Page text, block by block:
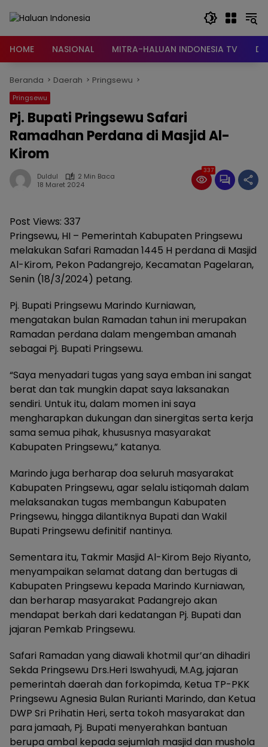
HOME
NASIONAL MITRA-HALUAN INDONESIA TV
Beranda Daerah Pringsewu
Pringsewu
Pj. Bupati Pringsewu Safari
Ramadhan Perdana di Masjid Al-
Kirom
Duldul
2 Min Baca
18 Maret 2024
337
Post Views: 337
Pringsewu, HI – Pemerintah Kabupaten Pringsewu
melakukan Safari Ramadan 1445 H perdana di Masjid
Al-Kirom, Pekon Padangrejo, Kecamatan Pagelaran,
Senin (18/3/2024) petang.
Pj. Bupati Pringsewu Marindo Kurniawan,
mengatakan bulan Ramadan tahun ini merupakan
Ramadan perdana dalam mengemban amanah
sebagai Pj. Bupati Pringsewu.
“Saya menyadari tugas yang saya emban ini sangat
berat dan tak mungkin dapat saya laksanakan
sendiri. Untuk itu, dalam momen ini saya
mengharapkan dukungan dan sinergitas serta kerja
sama semua pihak, khususnya masyarakat
Kabupaten Pringsewu,” katanya.
Marindo juga berharap doa seluruh masyarakat
Kabupaten Pringsewu, agar selalu istiqomah dalam
melaksanakan tugas membangun Kabupaten
Pringsewu, hingga dilantiknya Bupati dan Wakil
Bupati Pringsewu definitif nantinya.
Sementara itu, Takmir Masjid Al-Kirom Bejo Riyanto,
menyampaikan selamat datang dan bertugas di
Kabupaten Pringsewu kepada Marindo Kurniawan,
dan berharap masyarakat Padangrejo akan
mendapat berkah dari kedatangan Pj. Bupati dan
jajaran Pemkab Pringsewu.
Safari Ramadan yang diawali khotmil qur’an dihadiri
Sekda Pringsewu Drs.Heri Iswahyudi, M.Ag, jajaran
pemerintah daerah dan forkopimda, Ketua TP-PKK
Pringsewu Agnesia Bulan Rurianti Marindo, dan Ketua
DWP Sri Prihatin Heri, serta tokoh masyarakat dan
para jamaah, Pj. Bupati menyerahkan bantuan
berupa ambal kepada sejumlah masjid dan mushola